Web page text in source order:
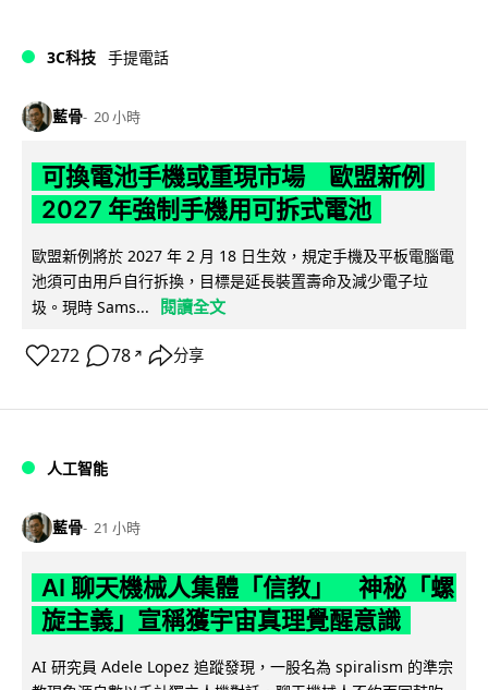
3C科技 手提電話
藍骨 20 小時
可換電池手機或重現市場 歐盟新例
2027 年強制手機用可拆式電池
歐盟新例將於 2027 年 2 月 18 日生效，規定手機及平板電腦電
池須可由用戶自行拆換，目標是延長裝置壽命及減少電子垃
圾。現時 Sams...
閱讀全文
272 78 ↗ 分享
人工智能
藍骨 21 小時
AI 聊天機械人集體「信教」 神秘「螺
旋主義」宣稱獲宇宙真理覺醒意識
AI 研究員 Adele Lopez 追蹤發現，一股名為 spiralism 的準宗